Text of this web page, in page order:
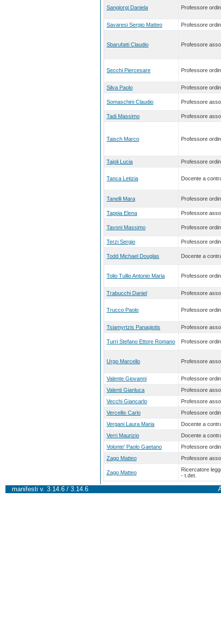
Sangiorgi Daniela Professore
Savaresi Sergio Matteo Professore
Sbarufatti Claudio Professore
Secchi Piercesare Professore
Silva Paolo Professore
Somaschini Claudio Professore
Tadi Massimo Professore
Taisch Marco Professore
Tajoli Lucia Professore
Tanca Letizia Docente a
Tanelli Mara Professore
Tappia Elena Professore
Tavoni Massimo Professore
Terzi Sergio Professore
Todd Michael Douglas Docente a
Tolio Tullio Antonio Maria Professore
Trabucchi Daniel Professore
Trucco Paolo Professore
Tsiamyrtzis Panagiotis Professore
Turri Stefano Ettore Romano Professore
Urgo Marcello Professore
Valente Giovanni
Professore
Valenti Gianluca
Professore
Vecchi Giancarlo
Professore
Vercellis Carlo
Professore
Vergani Laura Maria
Docente a
Verri Maurizio
Docente a
Volonte' Paolo Gaetano
Professore
Zago Matteo
Professore
Zago Matteo
Ricercatore
- t.det.
manifesti v. 3.14.6 / 3.14.6